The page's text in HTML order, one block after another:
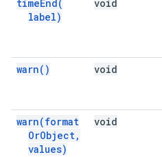
timeEnd(
label)
void
warn( ) void
warn(format
OrObject,
values)
void